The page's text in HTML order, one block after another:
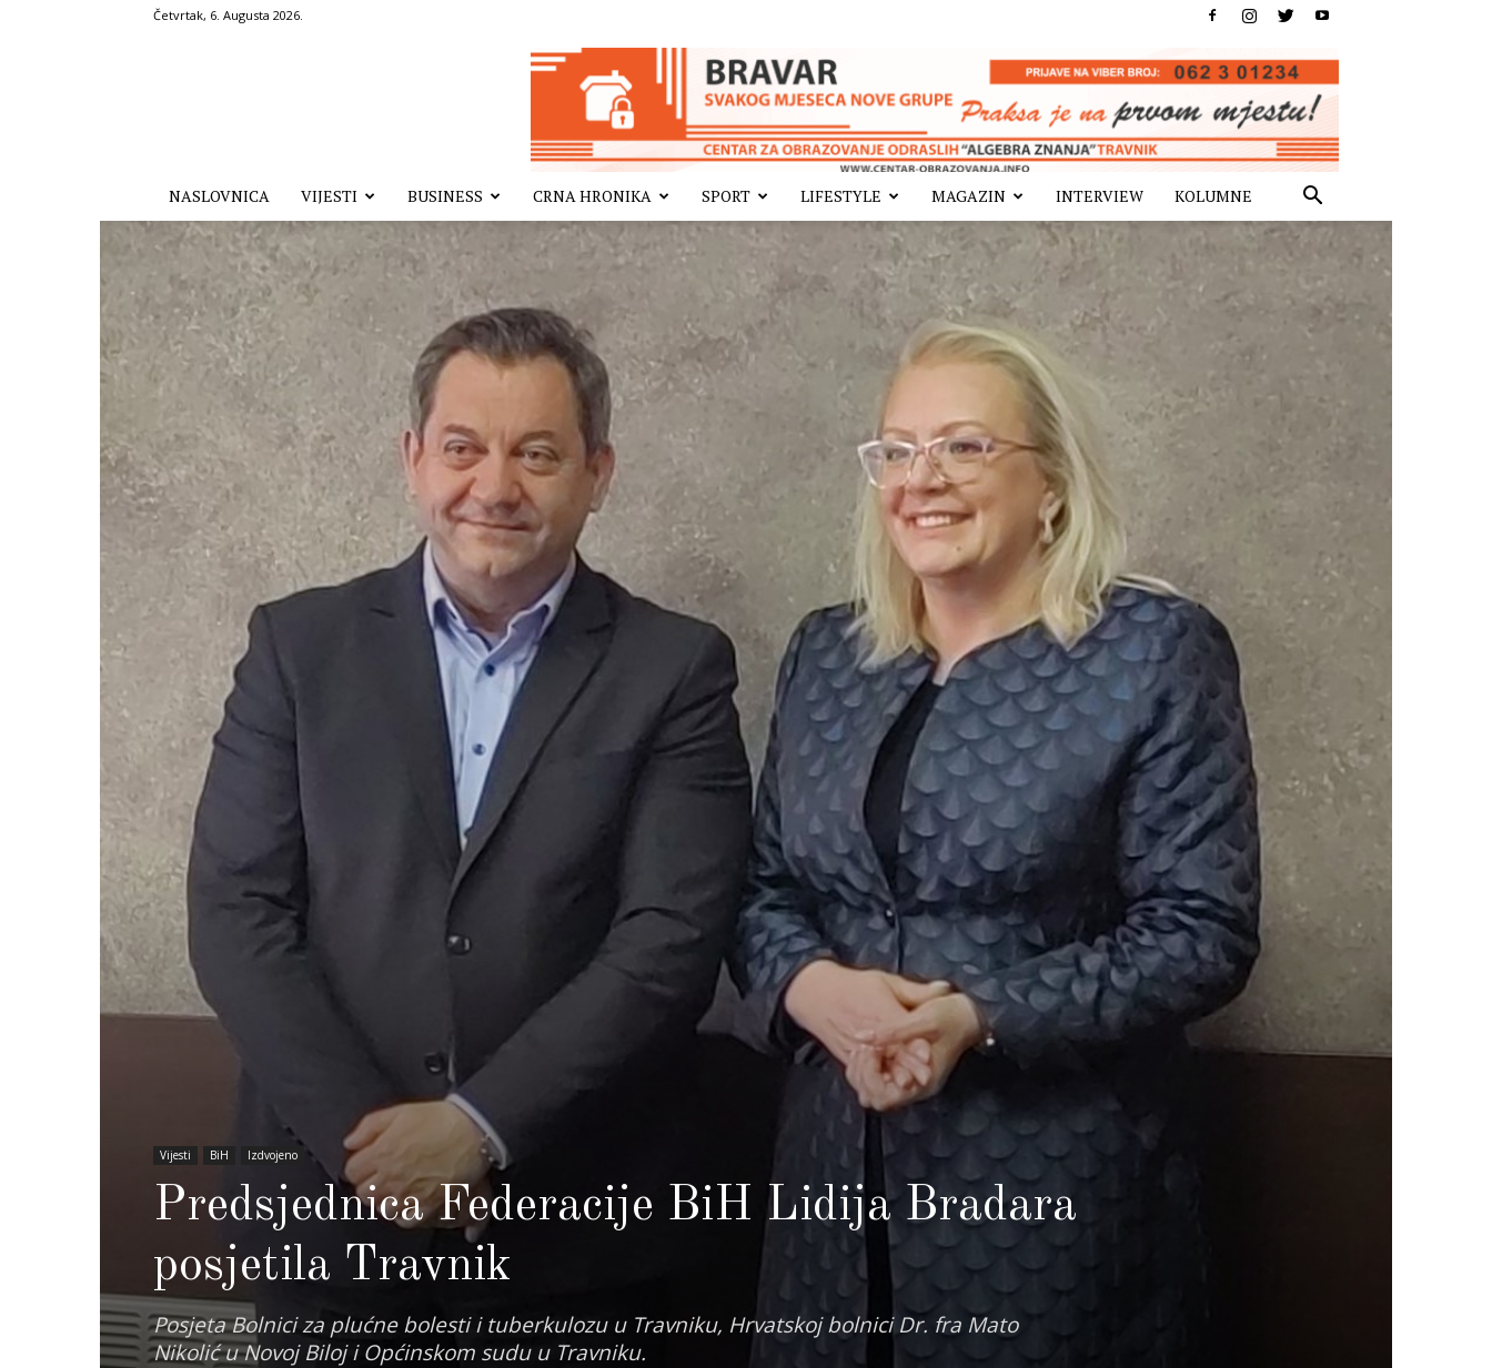
Četvrtak, 6. Augusta 2026.
NASLOVNICA VIJESTI BUSINESS CRNA HRONIKA SPORT LIFESTYLE MAGAZIN INTERVIEW KOLUMNE
Vijesti BiH Izdvojeno
Predsjednica Federacije BiH Lidija Bradara
posjetila Travnik
Posjeta Bolnici za plućne bolesti i tuberkulozu u Travniku, Hrvatskoj bolnici Dr. fra Mato
Nikolić u Novoj Biloj i Općinskom sudu u Travniku.